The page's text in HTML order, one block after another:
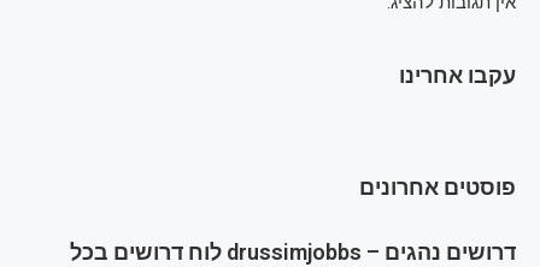
עקבו אחרינו
פוסטים אחרונים
דרושים נהגים – drussimjobbs לוח דרושים בכל